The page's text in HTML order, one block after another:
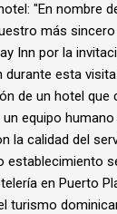
"En nombre
más
Inn por la
durante esta
de un hotel que
equipo
la calidad del
establecimiento
en Puerto
turismo